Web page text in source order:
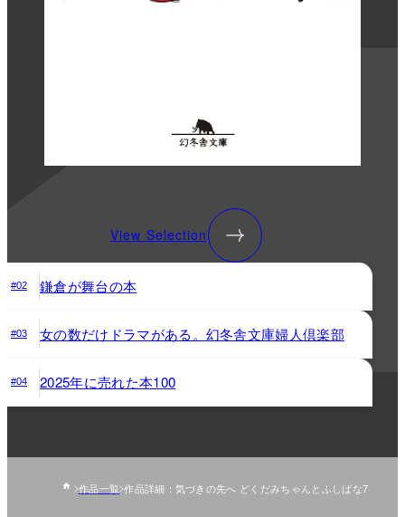
View Selection
#02 鎌倉が舞台の本
#03 女の数だけドラマがある。幻冬舎文庫婦人倶楽部
#04 2025年に売れた本100
作品一覧 作品詳細：気づきの先へ どくだみちゃんとふしばな7